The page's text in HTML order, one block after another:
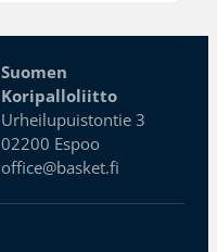
Suomen
Koripalloliitto
Urheilupuistontie 3
02200 Espoo
office@basket.fi